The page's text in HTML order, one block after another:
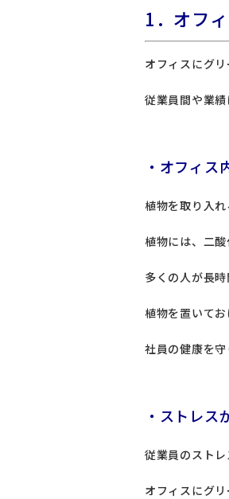
1．オフ
オフィスにグ
従業員間や業
・オフィス
植物を取り入
植物には、二
多くの人が長
植物を置いて
社員の健康を守
・ストレス
従業員のスト
オフィスにグ